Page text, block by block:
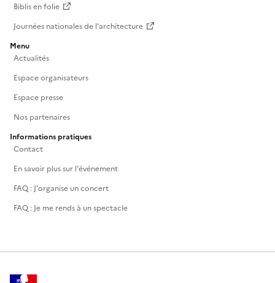
Biblis en folie
Journées nationales de l'architecture
Menu
Actualités
Espace organisateurs
Espace presse
Nos partenaires
Informations pratiques
Contact
En savoir plus sur l'événement
FAQ : J'organise un concert
FAQ : Je me rends à un spectacle